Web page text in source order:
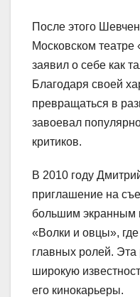
После этого
Московском театре
заявил о себе как
Благодаря своей
превращаться в
завоевал
критиков.
В 2010 году
приглашение на
большим экранным
«Волки и овцы»,
главных ролей.
широкую
его кинокарьеры.